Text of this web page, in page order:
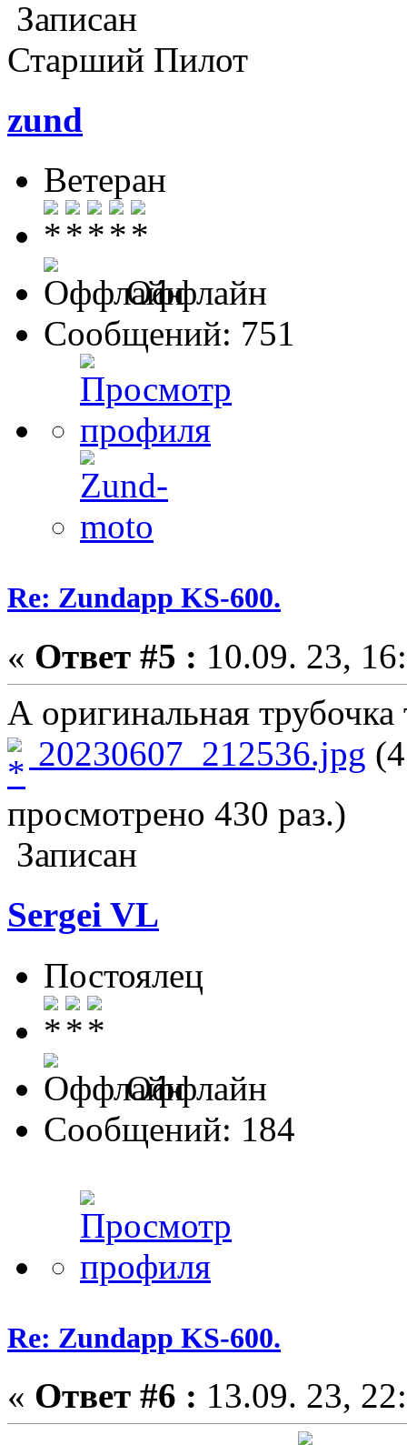
Записан
Старший Пилот
zund
Ветеран
Оффлайн
Сообщений: 751
Re: Zundapp KS-600.
« Ответ #5 : 10.09. 23,
А оригинальная
20230607_212536.jpg
просмотрено 430 раз.)
Записан
Sergei VL
Постоялец
Оффлайн
Сообщений: 184
Re: Zundapp KS-600.
« Ответ #6 : 13.09. 23,